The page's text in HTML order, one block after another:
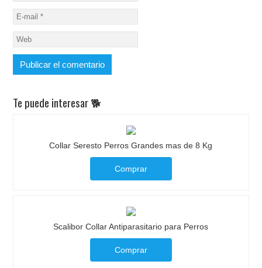
Te puede interesar 🐕
Collar Seresto Perros Grandes mas de 8 Kg
Comprar
Scalibor Collar Antiparasitario para Perros
Comprar